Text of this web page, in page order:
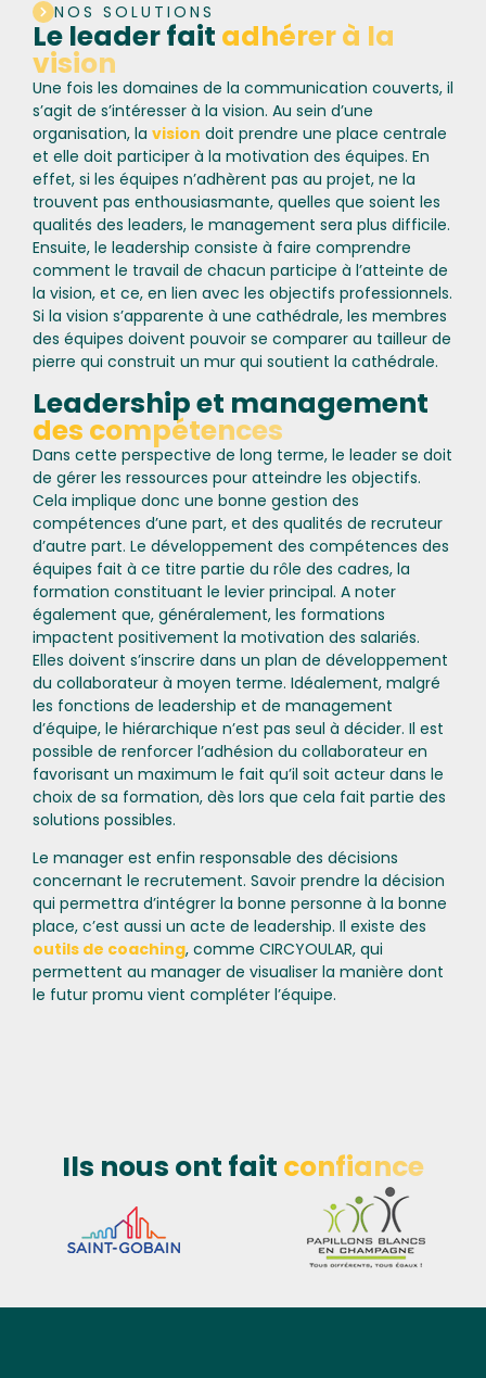
NOS SOLUTIONS
Le leader fait adhérer à la
vision
Une fois les domaines de la communication couverts, il
s’agit de s’intéresser à la vision. Au sein d’une
organisation, la vision doit prendre une place centrale
et elle doit participer à la motivation des équipes. En
effet, si les équipes n’adhèrent pas au projet, ne la
trouvent pas enthousiasmante, quelles que soient les
qualités des leaders, le management sera plus difficile.
Ensuite, le leadership consiste à faire comprendre
comment le travail de chacun participe à l’atteinte de
la vision, et ce, en lien avec les objectifs professionnels.
Si la vision s’apparente à une cathédrale, les membres
des équipes doivent pouvoir se comparer au tailleur de
pierre qui construit un mur qui soutient la cathédrale.
Leadership et management
des compétences
Dans cette perspective de long terme, le leader se doit
de gérer les ressources pour atteindre les objectifs.
Cela implique donc une bonne gestion des
compétences d’une part, et des qualités de recruteur
d’autre part. Le développement des compétences des
équipes fait à ce titre partie du rôle des cadres, la
formation constituant le levier principal. A noter
également que, généralement, les formations
impactent positivement la motivation des salariés.
Elles doivent s’inscrire dans un plan de développement
du collaborateur à moyen terme. Idéalement, malgré
les fonctions de leadership et de management
d’équipe, le hiérarchique n’est pas seul à décider. Il est
possible de renforcer l’adhésion du collaborateur en
favorisant un maximum le fait qu’il soit acteur dans le
choix de sa formation, dès lors que cela fait partie des
solutions possibles.
Le manager est enfin responsable des décisions
concernant le recrutement. Savoir prendre la décision
qui permettra d’intégrer la bonne personne à la bonne
place, c’est aussi un acte de leadership. Il existe des
outils de coaching, comme CIRCYOULAR, qui
permettent au manager de visualiser la manière dont
le futur promu vient compléter l’équipe.
Ils nous ont fait confiance